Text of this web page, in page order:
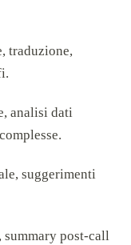
traduzione,
analisi dati
suggerimenti
summary post-call